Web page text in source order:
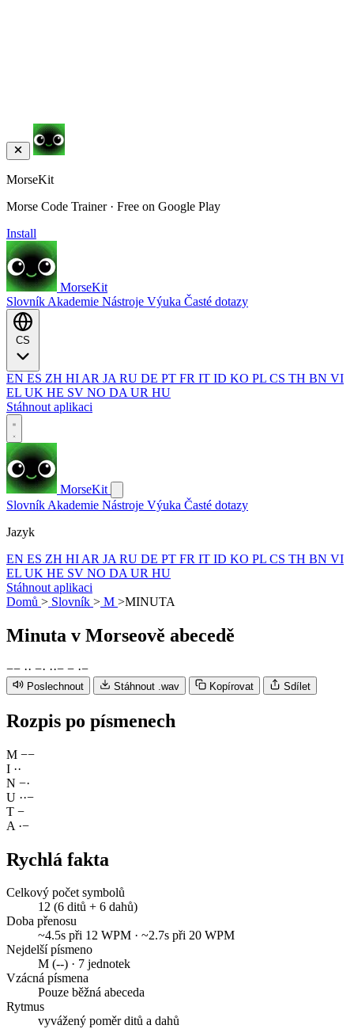
MorseKit
Morse Code Trainer · Free on Google Play
Install
MorseKit
Slovník Akademie Nástroje Výuka Časté dotazy
EN ES ZH HI AR JA RU DE PT FR IT ID KO PL CS TH BN VI
EL UK HE SV NO DA UR HU
Stáhnout aplikaci
MorseKit
Slovník Akademie Nástroje Výuka Časté dotazy
Jazyk
EN ES ZH HI AR JA RU DE PT FR IT ID KO PL CS TH BN VI
EL UK HE SV NO DA UR HU
Stáhnout aplikaci
Domů > Slovník > M >MINUTA
Minuta v Morseově abecedě
−− ·· −· ··− − ·−
Poslechnout Stáhnout .wav Kopírovat Sdílet
Rozpis po písmenech
M −−
I ··
N −·
U ··−
T −
A ·−
Rychlá fakta
Celkový počet symbolů
12 (6 ditů + 6 dahů)
Doba přenosu
~4.5s při 12 WPM · ~2.7s při 20 WPM
Nejdelší písmeno
M (--) · 7 jednotek
Vzácná písmena
Pouze běžná abeceda
Rytmus
vyvážený poměr ditů a dahů